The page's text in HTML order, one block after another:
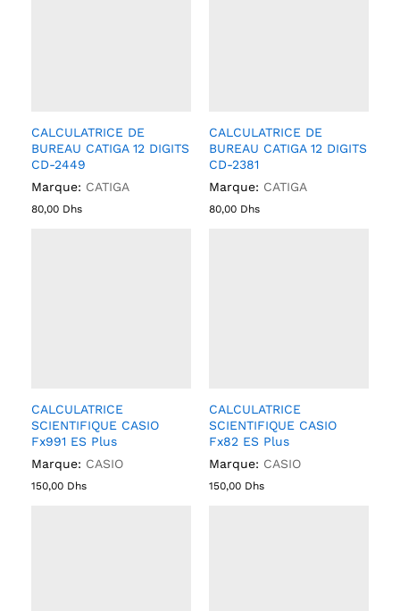
CALCULATRICE DE
BUREAU CATIGA 12 DIGITS
CD-2449
Marque: CATIGA
80,00 Dhs
CALCULATRICE DE
BUREAU CATIGA 12 DIGITS
CD-2381
Marque: CATIGA
80,00 Dhs
CALCULATRICE
SCIENTIFIQUE CASIO
Fx991 ES Plus
Marque: CASIO
150,00 Dhs
CALCULATRICE
SCIENTIFIQUE CASIO
Fx82 ES Plus
Marque: CASIO
150,00 Dhs